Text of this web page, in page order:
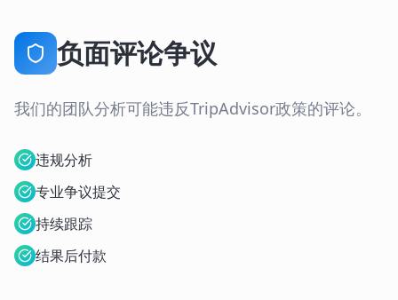
负面评论争议
我们的团队分析可能违反TripAdvisor政策的评论。
违规分析
专业争议提交
持续跟踪
结果后付款